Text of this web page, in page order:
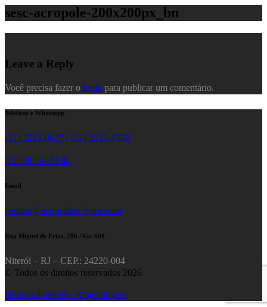
sesc-acropole-200x200px_bn
Leave a Reply
Você precisa fazer o login para publicar um comentário.
Telefone e Whatsapp
(21) 2215-0027 / (21) 2215-4389
(21) 98556-3148
Email
contato@acropoleprojetos.com
Rua Miguel de Frias, 206 / Gr. 608
Niterói – RJ – CEP.: 24220-004
© Todos os direitos reservados 2026
Desenvolvimento: Rugemtugem